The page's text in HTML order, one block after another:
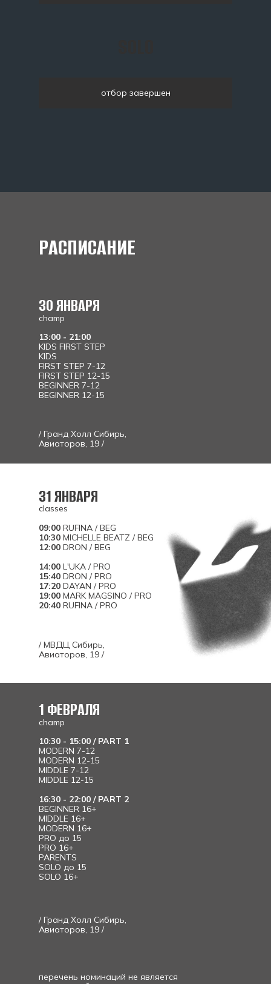
отбор завершен
1 ФЕВРАЛЯ
10:30 - 15:00 / PART 1
MODERN 7-12
MODERN 12-15
MIDDLE 7-12
MIDDLE 12-15
16:30 - 22:00 / PART 2
BEGINNER 16+
MIDDLE 16+
MODERN 16+
PRO до 15
PRO 16+
PARENTS
SOLO до 15
SOLO 16+
перечень номинаций не является
/ Гранд Холл Сибирь,
Авиаторов, 19 /
31 ЯНВАРЯ
champ
champ
classes
/ MВДЦ Сибирь,
Авиаторов, 19 /
09:00 RUFINA / BEG
10:30 MICHELLE BEATZ / BEG
12:00 DRON / BEG
14:00 L'UKA / PRO
15:40 DRON / PRO
17:20 DAYAN / PRO
19:00 MARK MAGSINO / PRO
20:40 RUFINA / PRO
РАСПИСАНИЕ
/ Гранд Холл Сибирь,
Авиаторов, 19 /
13:00 - 21:00
KIDS FIRST STEP
KIDS
FIRST STEP 7-12
FIRST STEP 12-15
BEGINNER 7-12
BEGINNER 12-15
30 ЯНВАРЯ